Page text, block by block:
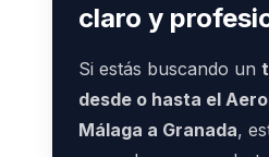
claro y
Si estás buscando un
desde o hasta el
Málaga a Granada,